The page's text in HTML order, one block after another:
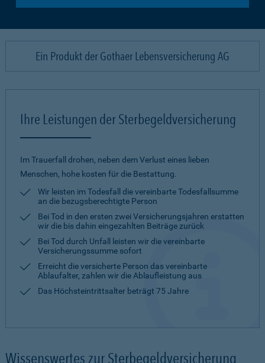
Ein Produkt der Gothaer Lebensversicherung AG
Ihre Leistungen der Sterbegeldversicherung
Im Trauerfall drohen, neben dem Verlust eines lieben
Menschen, hohe kosten für die Bestattung.
Wir leisten im Todesfall die vereinbarte Todesfallsumme
an die bezugsberechtigte Person
Bei Tod in den ersten zwei Versicherungsjahren erstatten
wir die bis dahin eingezahlten Beiträge zurück
Bei Tod durch Unfall leisten wir die vereinbarte
Versicherungssumme sofort
Erreicht die versicherte Person das vereinbarte
Ablaufalter, zahlen wir die Ablaufleistung aus
Das Höchsteintrittsalter beträgt 75 Jahre
Wissenswertes zur Sterbegeldversicherung